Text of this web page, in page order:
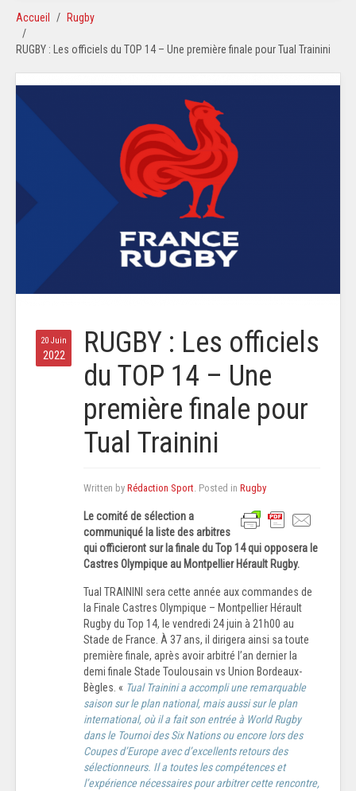
Accueil Rugby
RUGBY : Les officiels du TOP 14 – Une première finale pour Tual Trainini
20 Juin
2022
RUGBY : Les officiels
du TOP 14 – Une
première finale pour
Tual Trainini
Written by Rédaction Sport . Posted in Rugby
Le comité de sélection a
communiqué la liste des arbitres
qui officieront sur la finale du Top 14 qui opposera le
Castres Olympique au Montpellier Hérault Rugby.
Tual TRAININI sera cette année aux commandes de
la Finale Castres Olympique – Montpellier Hérault
Rugby du Top 14, le vendredi 24 juin à 21h00 au
Stade de France. À 37 ans, il dirigera ainsi sa toute
première finale, après avoir arbitré l’an dernier la
demi finale Stade Toulousain vs Union Bordeaux-
Bègles. « Tual Trainini a accompli une remarquable
saison sur le plan national, mais aussi sur le plan
international, où il a fait son entrée à World Rugby
dans le Tournoi des Six Nations ou encore lors des
Coupes d’Europe avec d’excellents retours des
sélectionneurs. Il a toutes les compétences et
l’expérience nécessaires pour arbitrer cette rencontre,